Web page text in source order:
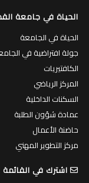
الحياة في جامعة
الحياة في الجامعة
جولة افتراضية في
الكافتيريات
المركز الرياضي
السكنات الداخلية
عمادة شؤون الطلبة
حاضنة الأعمال
مركز التطوير المهني
اشترك في القائمة